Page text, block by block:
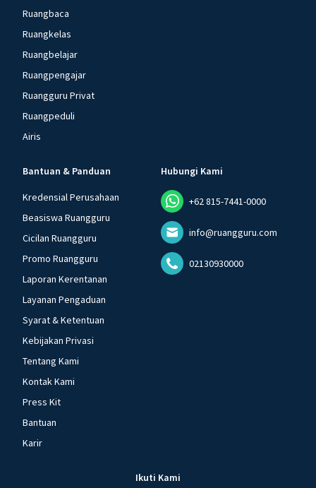
Ruangbaca
Ruangkelas
Ruangbelajar
Ruangpengajar
Ruangguru Privat
Ruangpeduli
Airis
Bantuan & Panduan
Kredensial Perusahaan
Beasiswa Ruangguru
Cicilan Ruangguru
Promo Ruangguru
Laporan Kerentanan
Layanan Pengaduan
Syarat & Ketentuan
Kebijakan Privasi
Tentang Kami
Kontak Kami
Press Kit
Bantuan
Karir
Hubungi Kami
+62 815-7441-0000
info@ruangguru.com
02130930000
Ikuti Kami